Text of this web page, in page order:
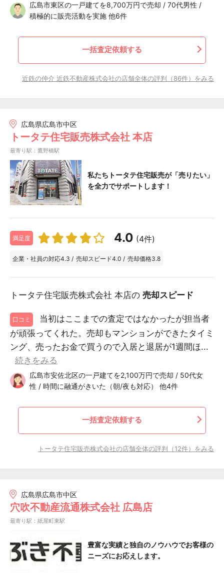
広島市東区の一戸建てを8,700万円で売却 / 70代男性 /
積極的に販売活動を実施 他6件
一括査定依頼する
近鉄の仲介 近鉄不動産株式会社の店舗全体の評判（86件）をみる
広島県広島市中区
トータテ住宅販売株式会社 本店
最寄り駅：鷹野橋駅
私たちトータテ住宅販売が「売りたい」
を全力でサポートします！
満足度 4.0 (4件)
企業・社員の対応4.3 / 売却スピード4.0 / 売却価格3.8
トータテ住宅販売株式会社 本店の 売却スピード
口コミ
当初はここまでの査定ではなかったが担当者
が頑張ってくれた。売却もマンションができたタイミ
ング、売ったお金で買うので入居と退居が1週間ほ...
続きをみる
広島市安佐北区の一戸建てを2,100万円で売却 / 50代女
性 / 時間に融通がきいた（朝/夜も対応） 他4件
一括査定依頼する
トータテ住宅販売株式会社の店舗全体の評判（12件）をみる
広島県広島市中区
穴吹不動産流通株式会社 広島店
最寄り駅：紙屋町東駅
豊富な実績と独自のノウハウでお客様の
ニーズにお応えします。